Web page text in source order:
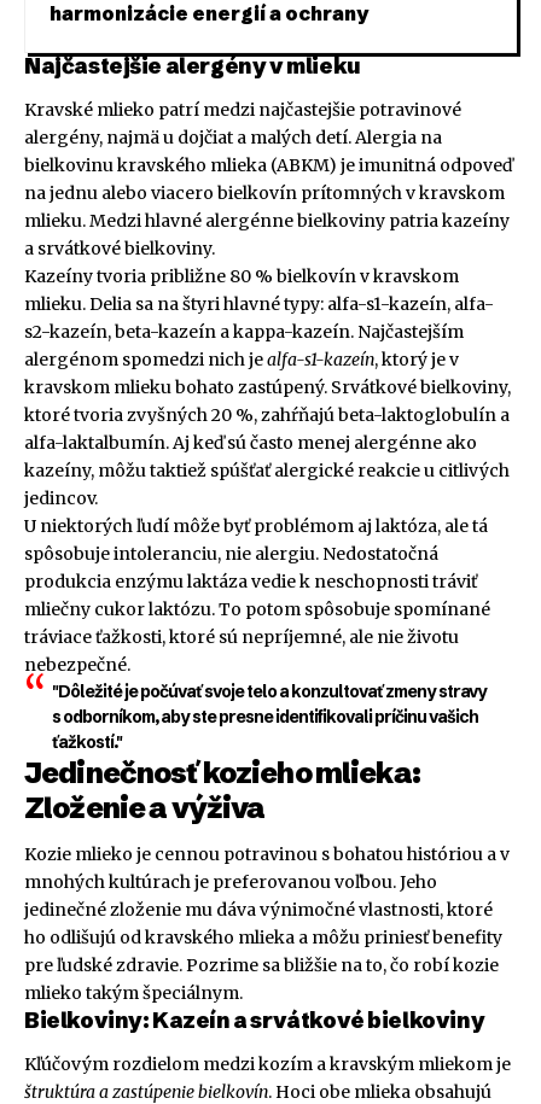
harmonizácie energií a ochrany
Najčastejšie alergény v mlieku
Kravské mlieko patrí medzi najčastejšie potravinové
alergény, najmä u dojčiat a malých detí. Alergia na
bielkovinu kravského mlieka (ABKM) je imunitná odpoveď
na jednu alebo viacero bielkovín prítomných v kravskom
mlieku. Medzi hlavné alergénne bielkoviny patria kazeíny
a srvátkové bielkoviny.
Kazeíny tvoria približne 80 % bielkovín v kravskom
mlieku. Delia sa na štyri hlavné typy: alfa-s1-kazeín, alfa-
s2-kazeín, beta-kazeín a kappa-kazeín. Najčastejším
alergénom spomedzi nich jealfa-s1-kazeín, ktorý je v
kravskom mlieku bohato zastúpený. Srvátkové bielkoviny,
ktoré tvoria zvyšných 20 %, zahŕňajú beta-laktoglobulín a
alfa-laktalbumín. Aj keď sú často menej alergénne ako
kazeíny, môžu taktiež spúšťať alergické reakcie u citlivých
jedincov.
U niektorých ľudí môže byť problémom aj laktóza, ale tá
spôsobuje intoleranciu, nie alergiu. Nedostatočná
produkcia enzýmu laktáza vedie k neschopnosti tráviť
mliečny cukor laktózu. To potom spôsobuje spomínané
tráviace ťažkosti, ktoré sú nepríjemné, ale nie životu
nebezpečné.
"Dôležité je počúvať svoje telo a konzultovať zmeny stravy
s odborníkom, aby ste presne identifikovali príčinu vašich
ťažkostí."
Jedinečnosť kozieho mlieka:
Zloženie a výživa
Kozie mlieko je cennou potravinou s bohatou históriou a v
mnohých kultúrach je preferovanou voľbou. Jeho
jedinečné zloženie mu dáva výnimočné vlastnosti, ktoré
ho odlišujú od kravského mlieka a môžu priniesť benefity
pre ľudské zdravie. Pozrime sa bližšie na to, čo robí kozie
mlieko takým špeciálnym.
Bielkoviny: Kazeín a srvátkové bielkoviny
Kľúčovým rozdielom medzi kozím a kravským mliekom je
štruktúra a zastúpenie bielkovín. Hoci obe mlieka obsahujú